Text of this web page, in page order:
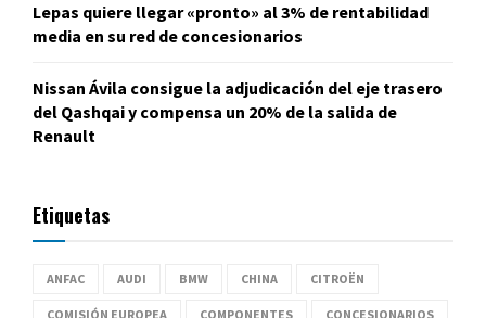
Lepas quiere llegar «pronto» al 3% de rentabilidad
media en su red de concesionarios
Nissan Ávila consigue la adjudicación del eje trasero
del Qashqai y compensa un 20% de la salida de
Renault
Etiquetas
ANFAC AUDI BMW CHINA CITROËN
COMISIÓN EUROPEA COMPONENTES CONCESIONARIOS